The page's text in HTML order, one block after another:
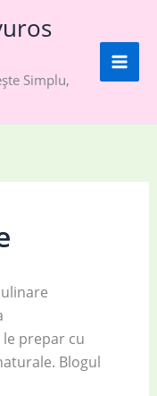
Simplu,
prepar cu
Blogul